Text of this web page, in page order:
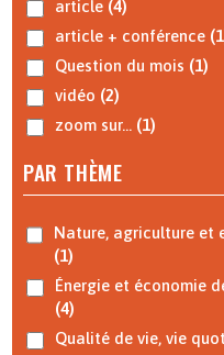
article (4)
article + conférence
Question du mois (1)
vidéo (2)
zoom sur... (1)
PAR THÈME
Nature, agriculture et
(1)
Énergie et économie
(4)
Qualité de vie, vie